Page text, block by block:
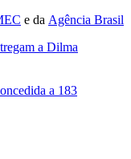
e da Agência Brasil
a Dilma
a 183